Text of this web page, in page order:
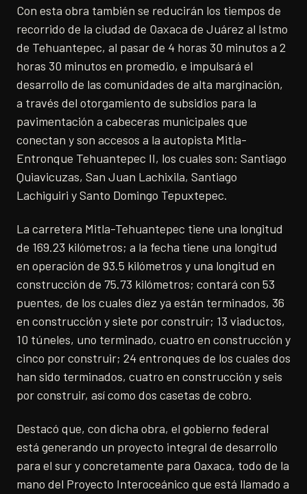
Con esta obra también se reducirán los tiempos de
recorrido de la ciudad de Oaxaca de Juárez al Istmo
de Tehuantepec, al pasar de 4 horas 30 minutos a 2
horas 30 minutos en promedio, e impulsará el
desarrollo de las comunidades de alta marginación,
a través del otorgamiento de subsidios para la
pavimentación a cabeceras municipales que
conectan y son accesos a la autopista Mitla-
Entronque Tehuantepec II, los cuales son: Santiago
Quiavicuzas, San Juan Lachixila, Santiago
Lachiguiri y Santo Domingo Tepuxtepec.
La carretera Mitla-Tehuantepec tiene una longitud
de 169.23 kilómetros; a la fecha tiene una longitud
en operación de 93.5 kilómetros y una longitud en
construcción de 75.73 kilómetros; contará con 53
puentes, de los cuales diez ya están terminados, 36
en construcción y siete por construir; 13 viaductos,
10 túneles, uno terminado, cuatro en construcción y
cinco por construir; 24 entronques de los cuales dos
han sido terminados, cuatro en construcción y seis
por construir, así como dos casetas de cobro.
Destacó que, con dicha obra, el gobierno federal
está generando un proyecto integral de desarrollo
para el sur y concretamente para Oaxaca, todo de la
mano del Proyecto Interoceánico que está llamado a